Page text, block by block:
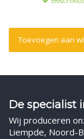
Toevoegen aan
De specialist
Wij produceren
Liempde, Noord-